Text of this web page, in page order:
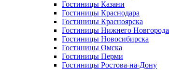
Гостиницы Казани
Гостиницы Краснодара
Гостиницы Красноярска
Гостиницы Нижнего Новгорода
Гостиницы Новосибирска
Гостиницы Омска
Гостиницы Перми
Гостиницы Ростова-на-Дону